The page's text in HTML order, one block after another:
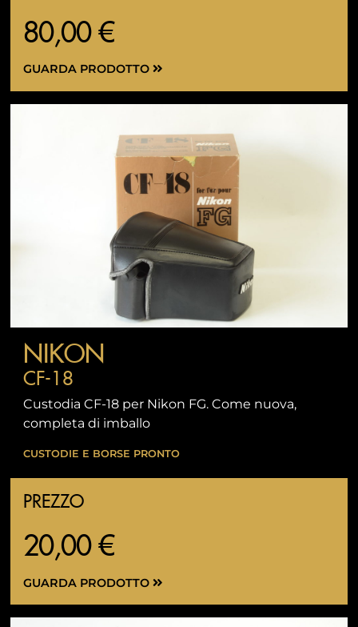
80,00 €
GUARDA PRODOTTO
NIKON
CF-18
Custodia CF-18 per Nikon FG. Come nuova,
completa di imballo
CUSTODIE E BORSE PRONTO
PREZZO
20,00 €
GUARDA PRODOTTO